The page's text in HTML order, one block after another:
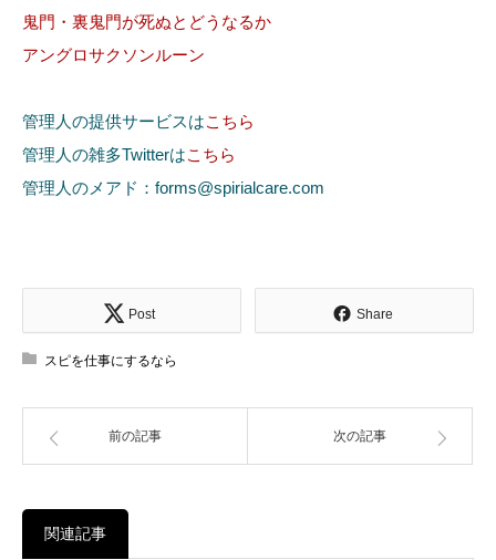
鬼門・裏鬼門が死ぬとどうなるか
アングロサクソンルーン
管理人の提供サービスはこちら
管理人の雑多Twitterはこちら
管理人のメアド：forms@spirialcare.com
Post Share
スピを仕事にするなら
前の記事 次の記事
関連記事